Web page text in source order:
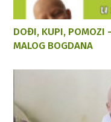
DOĐI, KUPI, POMOZI
MALOG BOGDANA